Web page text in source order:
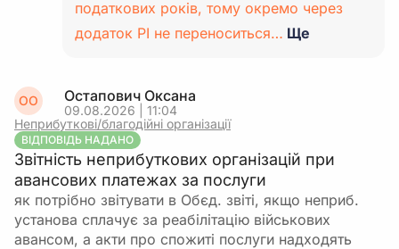
податкових років, тому окремо через
додаток РІ не переноситься… Ще
ОО Остапович Оксана
09.08.2026 | 11:04
Неприбуткові/благодійні організації
ВІДПОВІДЬ НАДАНО
Звітність неприбуткових організацій при
авансових платежах за послуги
як потрібно звітувати в Обєд. звіті, якщо неприб.
установа сплачує за реабілітацію військових
авансом, а акти про спожиті послуги надходять